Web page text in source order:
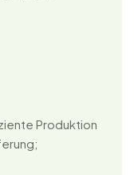
Produktion